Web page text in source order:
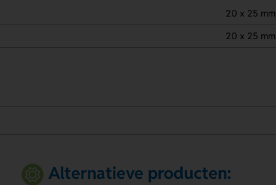
20 x 25 mm
20 x 25 mm
Alternatieve producten: